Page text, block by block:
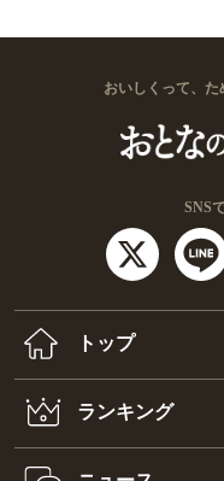
おいしくって、
SNS
トップ
ランキング